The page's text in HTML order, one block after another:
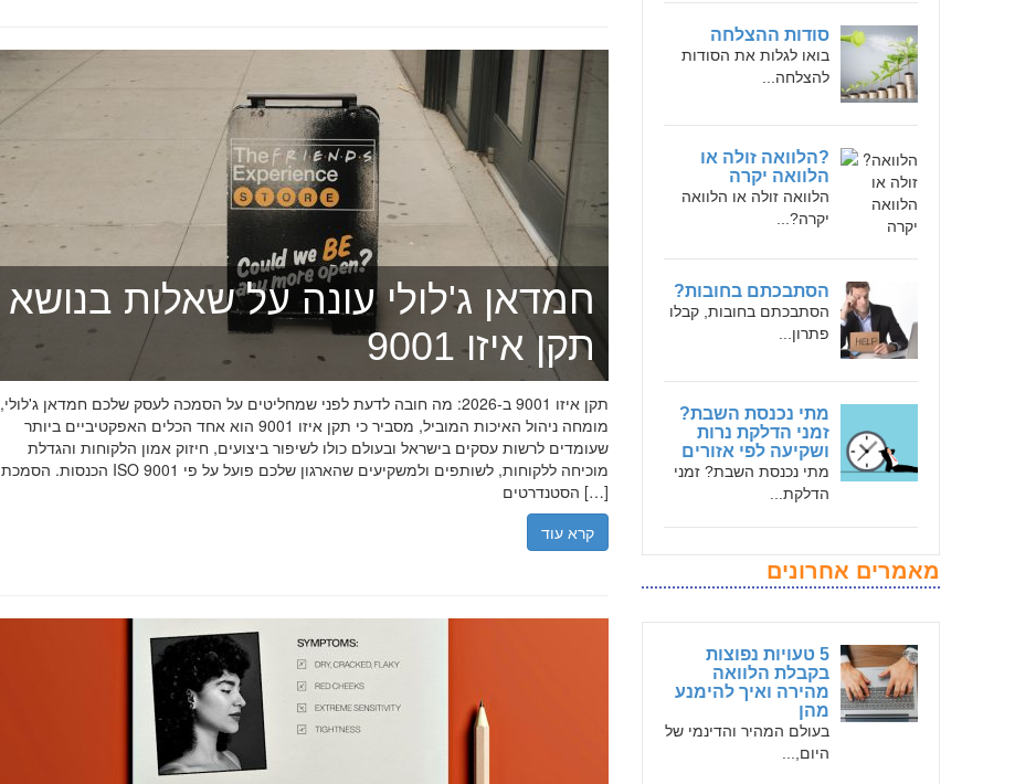
סודות ההצלחה
בואו לגלות את הסודות
להצלחה...
?הלוואה זולה או
הלוואה יקרה
הלוואה זולה או הלוואה
יקרה?...
הסתבכתם בחובות?
הסתבכתם בחובות, קבלו
פתרון...
מתי נכנסת השבת?
זמני הדלקת נרות
ושקיעה לפי אזורים
מתי נכנסת השבת? זמני
הדלקת...
מאמרים אחרונים
5 טעויות נפוצות
בקבלת הלוואה
מהירה ואיך להימנע
מהן
בעולם המהיר והדינמי של
היום,...
חמדאן ג'לולי עונה על שאלות בנושא
תקן איזו 9001
תקן איזו 9001 ב-2026: מה חובה לדעת לפני שמחליטים על הסמכה לעסק שלכם חמדאן ג'לולי,
מומחה ניהול האיכות המוביל, מסביר כי תקן איזו 9001 הוא אחד הכלים האפקטיביים ביותר
שעומדים לרשות עסקים בישראל ובעולם כולו לשיפור ביצועים, חיזוק אמון הלקוחות והגדלת
הכנסות. הסמכת ISO 9001 מוכיחה ללקוחות, לשותפים ולמשקיעים שהארגון שלכם פועל על פי
הסטנדרטים […]
קרא עוד